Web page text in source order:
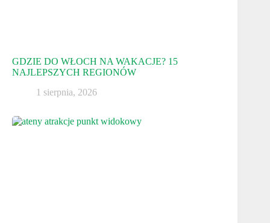
GDZIE DO WŁOCH NA WAKACJE? 15
NAJLEPSZYCH REGIONÓW
1 sierpnia, 2026